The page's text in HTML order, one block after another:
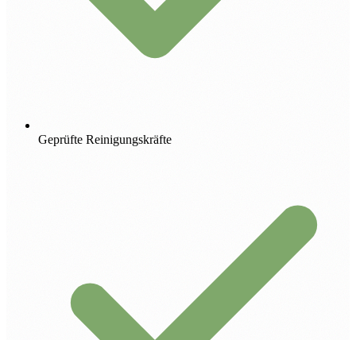
Geprüfte Reinigungskräfte